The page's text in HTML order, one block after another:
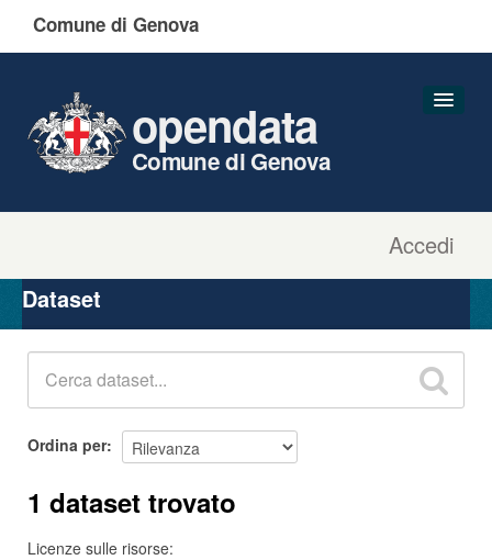
Comune di Genova
Accedi
opendata
Comune di Genova
Organizzazioni
Gruppi
Dataset
Ordina per
1 dataset trovato
Licenze sulle risorse: